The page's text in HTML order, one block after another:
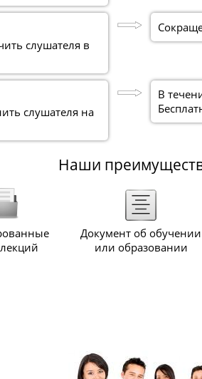
слушателя в
слушателя на
В
Наши
Документ об обучении
или образовании